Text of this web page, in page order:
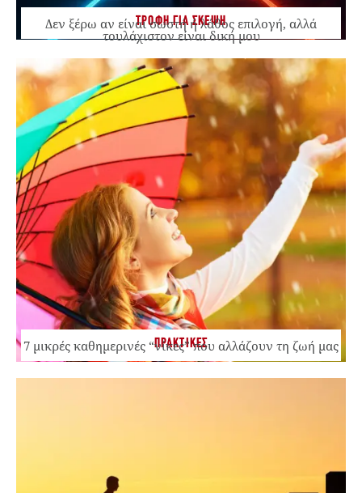
ΤΡΟΦΗ ΓΙΑ ΣΚΕΨΗ
Δεν ξέρω αν είναι σωστή ή λάθος επιλογή, αλλά
τουλάχιστον είναι δική μου
ΠΡΑΚΤΙΚΕΣ
7 μικρές καθημερινές “νίκες” που αλλάζουν τη ζωή μας